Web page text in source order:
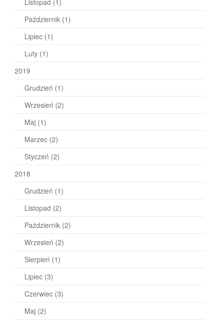
Październik (1)
Lipiec (1)
Luty (1)
2019
Grudzień (1)
Wrzesień (2)
Maj (1)
Marzec (2)
Styczeń (2)
2018
Grudzień (1)
Listopad (2)
Październik (2)
Wrzesień (2)
Sierpień (1)
Lipiec (3)
Czerwiec (3)
Maj (2)